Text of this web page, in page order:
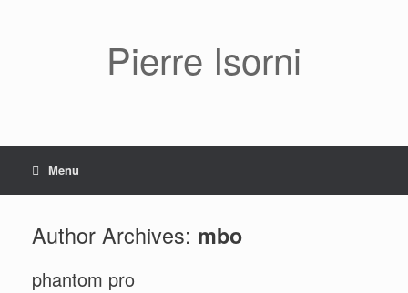
Pierre Isorni
Menu
Author Archives: mbo
phantom pro